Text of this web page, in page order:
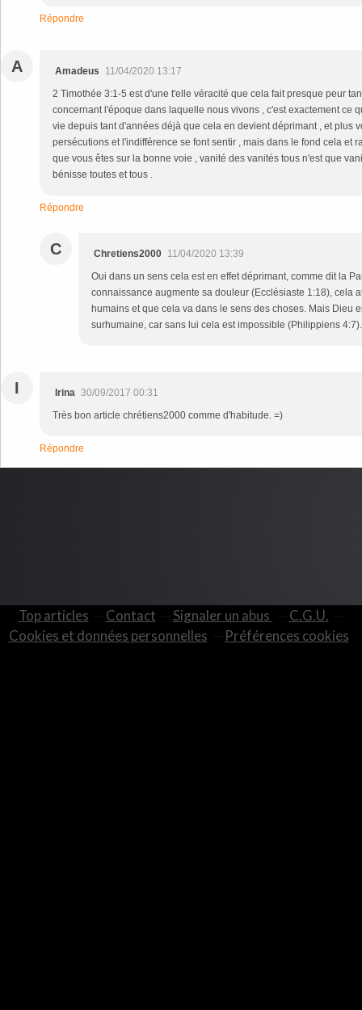
Répondre
A Amadeus
11/04/2020 13:17
2 Timothée 3:1-5 est d'une t'elle véracité que cela fait presque peur
concernant l'époque dans laquelle nous vivons , c'est exactement ce
vie depuis tant d'années déjà que cela en devient déprimant , et plus
persécutions et l'indifférence se font sentir , mais dans le fond cela et
que vous êtes sur la bonne voie , vanité des vanités tous n'est que
bénisse toutes et tous .
Répondre
C Chretiens2000 11/04/2020 13:39
Oui dans un sens cela est en effet déprimant, comme dit la
connaissance augmente sa douleur (Ecclésiaste 1:18), cela
humains et que cela va dans le sens des choses. Mais Dieu
surhumaine, car sans lui cela est impossible (Philippiens
I Irina 30/09/2017 00:31
Très bon article chrétiens2000 comme d'habitude. =)
Répondre
Top articles Contact Signaler un abus
C.G.U.
Cookies et données personnelles
Préférences cookies